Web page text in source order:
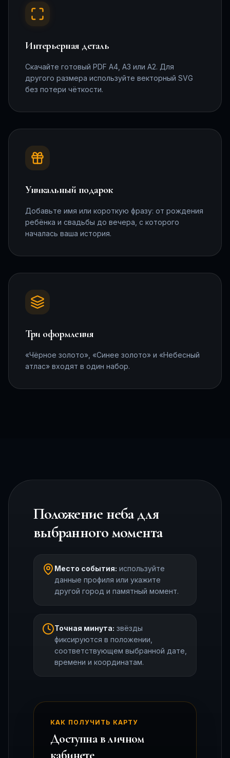
Интерьерная деталь
Скачайте готовый PDF A4, A3 или A2. Для
другого размера используйте векторный SVG
без потери чёткости.
Уникальный подарок
Добавьте имя или короткую фразу: от рождения
ребёнка и свадьбы до вечера, с которого
началась ваша история.
Три оформления
«Чёрное золото», «Синее золото» и «Небесный
атлас» входят в один набор.
Положение неба для
выбранного момента
Место события: используйте
данные профиля или укажите
другой город и памятный момент.
Точная минута: звёзды
фиксируются в положении,
соответствующем выбранной дате,
времени и координатам.
КАК ПОЛУЧИТЬ КАРТУ
Доступна в личном